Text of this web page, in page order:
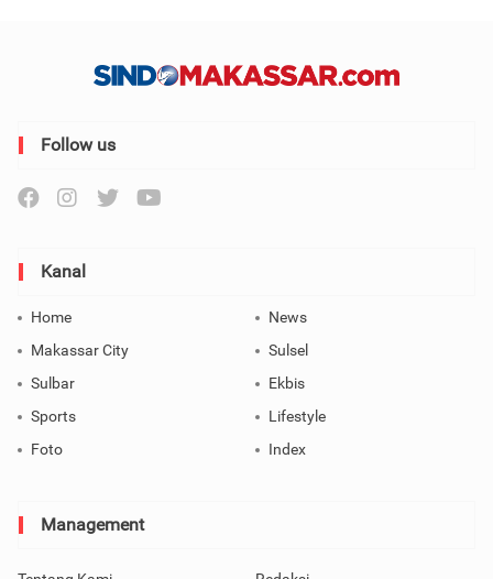
Follow us
Kanal
Home
News
Makassar City
Sulsel
Sulbar
Ekbis
Sports
Lifestyle
Foto
Index
Management